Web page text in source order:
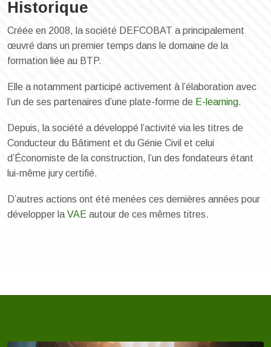
Historique
Créée en 2008, la société DEFCOBAT a principalement
œuvré dans un premier temps dans le domaine de la
formation liée au BTP.
Elle a notamment participé activement à l’élaboration avec
l’un de ses partenaires d’une plate-forme de E-learning.
Depuis, la société a développé l’activité via les titres de
Conducteur du Bâtiment et du Génie Civil et celui
d’Économiste de la construction, l’un des fondateurs étant
lui-même jury certifié.
D’autres actions ont été menées ces dernières années pour
développer la VAE autour de ces mêmes titres.